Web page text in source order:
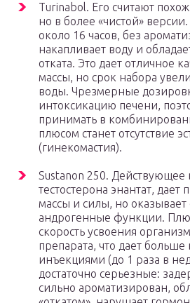
Turinabol. Его считают
но в более «чистой»
около 16 часов, без
накапливает воду и
отката. Это дает отличное
массы, но срок набора
воды. Чрезмерные
интоксикацию печени,
принимать в
плюсом станет отсутствие
(гинекомастия).
Sustanon 250.
тестостерона энантат, дает
массы и силы, но
андрогенные функции.
скорость усвоения
препарата, что дает
инъекциями (до 1 раза в
достаточно серьезные:
сильно ароматизирован,